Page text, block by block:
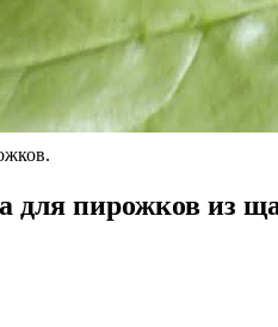
для пирожков из